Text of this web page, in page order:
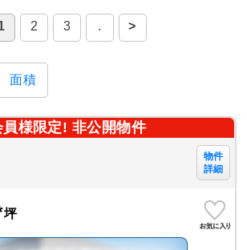
2 3 . >
面積
員様限定! 非公開物件
物件
詳細
坪